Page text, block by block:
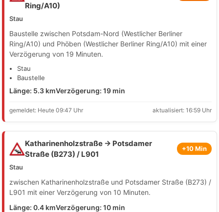
Ring/A10)
Stau
Baustelle zwischen Potsdam-Nord (Westlicher Berliner
Ring/A10) und Phöben (Westlicher Berliner Ring/A10) mit einer
Verzögerung von 19 Minuten.
Stau
Baustelle
Länge: 5.3 kmVerzögerung: 19 min
gemeldet: Heute 09:47 Uhr aktualisiert: 16:59 Uhr
Katharinenholzstraße → Potsdamer
Straße (B273) / L901
+10 Min
Stau
zwischen Katharinenholzstraße und Potsdamer Straße (B273) /
L901 mit einer Verzögerung von 10 Minuten.
Länge: 0.4 kmVerzögerung: 10 min